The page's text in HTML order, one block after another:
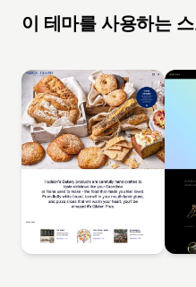
이 테마를 사용하는